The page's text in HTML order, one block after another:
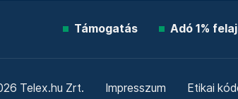
Támogatás Adó 1%
Telex.hu Zrt. Impresszum Etikai